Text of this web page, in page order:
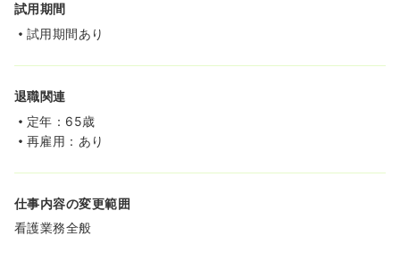
試用期間
試用期間あり
退職関連
定年：65歳
再雇用：あり
仕事内容の変更範囲
看護業務全般